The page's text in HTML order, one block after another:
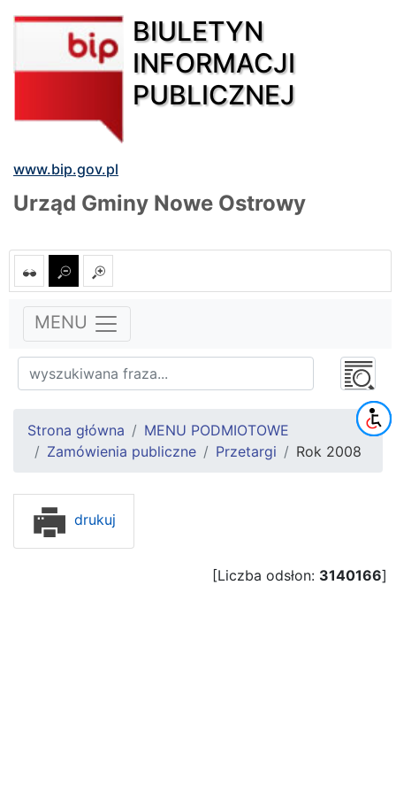
BIULETYN
INFORMACJI
PUBLICZNEJ
www.bip.gov.pl
Urząd Gminy Nowe Ostrowy
MENU
Strona główna
MENU PODMIOTOWE
Zamówienia publiczne
Przetargi Rok 2008
drukuj
[Liczba odsłon: 3140166]